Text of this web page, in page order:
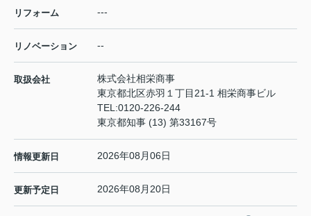
リフォーム ---
リノベーション --
取扱会社
株式会社相栄商事
東京都北区赤羽１丁目21-1 相栄商事ビル
TEL:0120-226-244
東京都知事 (13) 第33167号
情報更新日 2026年08月06日
更新予定日 2026年08月20日